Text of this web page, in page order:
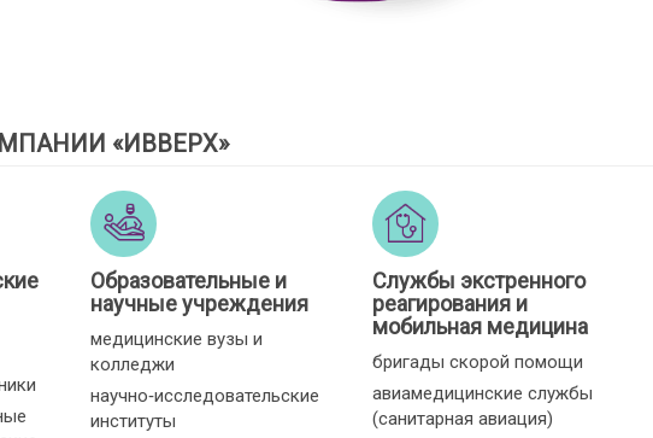
«ИВВЕРХ»
Образовательные и
научные учреждения
медицинские вузы и
колледжи
научно‑исследовательские
институты
Службы экстренного
реагирования и
мобильная медицина
бригады скорой помощи
авиамедицинские службы
(санитарная авиация)